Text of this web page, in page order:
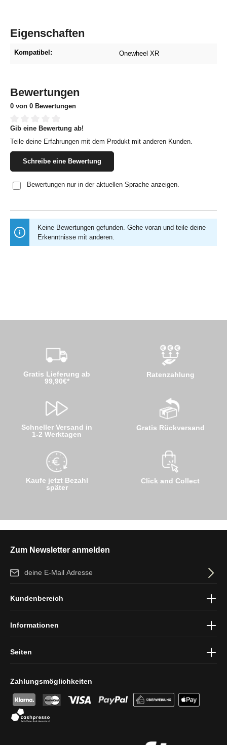
Eigenschaften
Kompatibel: Onewheel XR
Bewertungen
0 von 0 Bewertungen
Durchschnittliche Bewertung von 0 von 5 Sternen
Gib eine Bewertung ab!
Teile deine Erfahrungen mit dem Produkt mit anderen Kunden.
Schreibe eine Bewertung
Bewertungen nur in der aktuellen Sprache anzeigen.
Keine Bewertungen gefunden. Gehe voran und teile deine
Erkenntnisse mit anderen.
Gratis Lieferung ab
99,90€*
Schneller Versand in
1-2 Werktagen
Kaufe jetzt Bezahl
später
Ratenzahlung
Gratis Rückversand
Click and Collect
Zum Newsletter anmelden
E-Mail-Adresse*
und dieAGBgelesen und bin mit ihnen einverstanden.
Zahlungsmöglichkeiten
Kundenbereich
Informationen
Seiten